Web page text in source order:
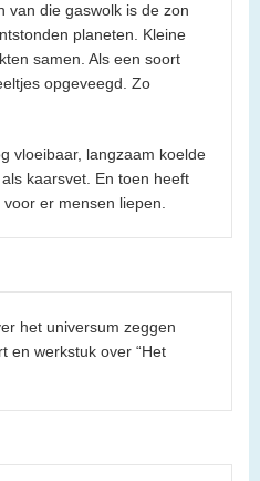
van die gaswolk is de zon
planeten. Kleine
samen. Als een soort
opgeveegd. Zo
vloeibaar, langzaam koelde
kaarsvet. En toen heeft
er mensen liepen.
het universum zeggen
en werkstuk over “Het